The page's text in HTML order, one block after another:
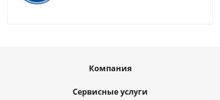
Компания
Сервисные услуги